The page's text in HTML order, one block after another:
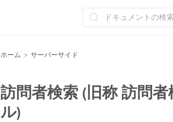
ドキュメントの検
ホーム > サーバーサイド
訪問者検索 (旧称 訪問
ル)